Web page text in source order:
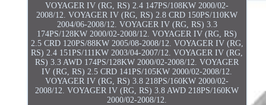
VOYAGER IV (RG, RS) 2.4 147PS/108KW 2000/02-
2008/12. VOYAGER IV (RG, RS) 2.8 CRD 150PS/110KW
2004/06-2008/12. VOYAGER IV (RG, RS) 3.3
174PS/128KW 2000/02-2008/12. VOYAGER IV (RG, RS)
2.5 CRD 120PS/88KW 2005/08-2008/12. VOYAGER IV (RG,
RS) 2.4 151PS/111KW 2003/04-2007/12. VOYAGER IV (RG,
RS) 3.3 AWD 174PS/128KW 2000/02-2008/12. VOYAGER
IV (RG, RS) 2.5 CRD 141PS/105KW 2000/02-2008/12.
VOYAGER IV (RG, RS) 3.8 218PS/160KW 2000/02-
2008/12. VOYAGER IV (RG, RS) 3.8 AWD 218PS/160KW
2000/02-2008/12.